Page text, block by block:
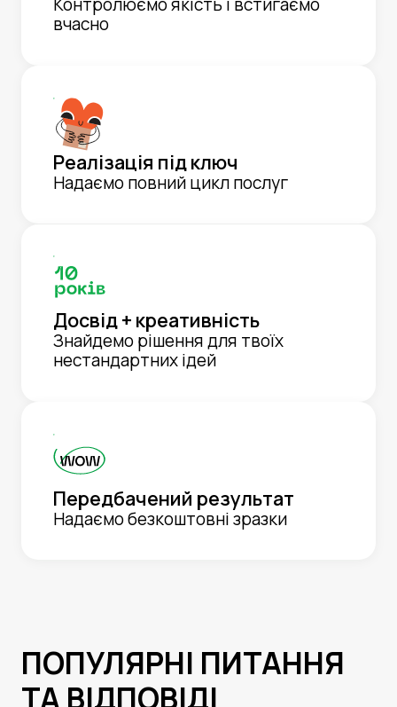
Контролюємо якість і встигаємо
вчасно
Реалізація під ключ
Надаємо повний цикл послуг
Досвід + креативність
Знайдемо рішення для твоїх
нестандартних ідей
Передбачений результат
Надаємо безкоштовні зразки
ПОПУЛЯРНІ ПИТАННЯ
ТА ВІДПОВІДІ